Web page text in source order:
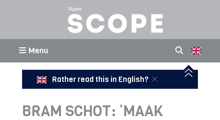
Menu
Rather read this in English?
BRAM SCHOT: ‘MAAK